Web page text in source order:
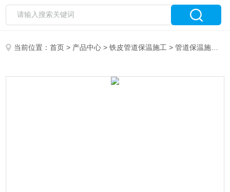
当前位置：首页 > 产品中心 >铁皮管道保温施工 >管道保温施工队